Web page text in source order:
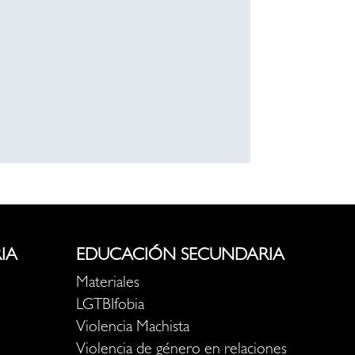
EDUCACIÓN SECUNDARIA
Materiales
LGTBIfobia
Violencia Machista
Violencia de género en relaciones